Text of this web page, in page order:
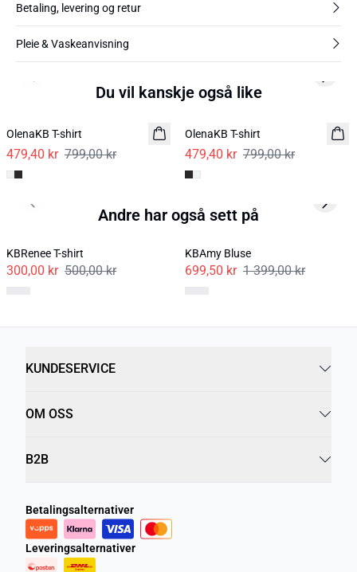
Betaling, levering og retur
Pleie & Vaskeanvisning
Du vil kanskje også like
OlenaKB T-shirt
479,40 kr 799,00 kr
-40%
OlenaKB T-shirt
479,40 kr 799,00 kr
Previous slide Next
Andre har også sett på
KBRenee T-shirt
300,00 kr 500,00 kr
KBAmy Bluse
699,50 kr 1 399,00 kr
Previous slide Next
KUNDESERVICE
OM OSS
B2B
Betalingsalternativer
Leveringsalternativer